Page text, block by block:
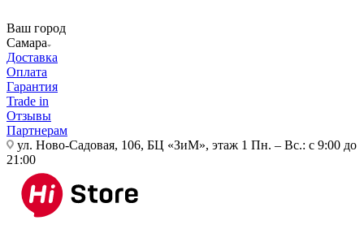
Ваш город
Самара
Доставка
Оплата
Гарантия
Trade in
Отзывы
Партнерам
ул. Ново-Садовая, 106, БЦ «ЗиМ», этаж 1 Пн. – Вс.: с 9:00 до
21:00